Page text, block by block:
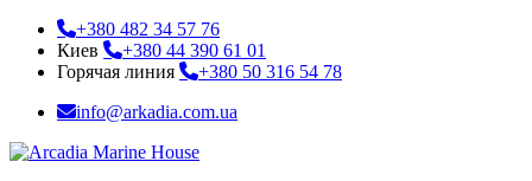
+380 482 34 57 76
Киев
+380 44 390 61 01
Горячая линия
+380 50 316 54 78
info@arkadia.com.ua